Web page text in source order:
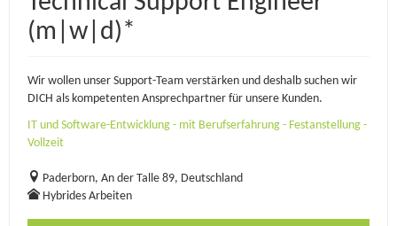
(m|w|d)*
Wir wollen unser Support-Team verstärken und deshalb suchen wir
DICH als kompetenten Ansprechpartner für unsere Kunden.
IT und Software-Entwicklung - mit Berufserfahrung - Festanstellung -
Vollzeit
Paderborn, An der Talle 89, Deutschland
Hybrides Arbeiten